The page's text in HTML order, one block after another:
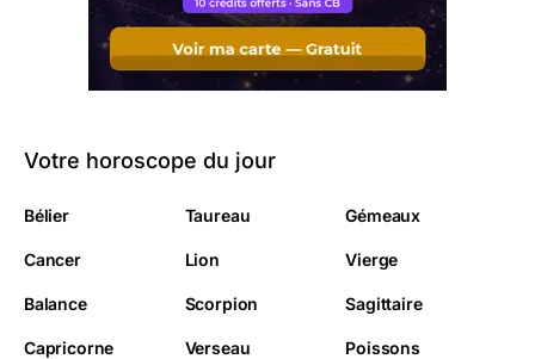
Votre horoscope du jour
Bélier Taureau Gémeaux
Cancer Lion Vierge
Balance Scorpion Sagittaire
Capricorne Verseau Poissons